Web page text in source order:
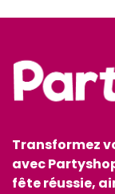
Transformez
avec
fête réussie,